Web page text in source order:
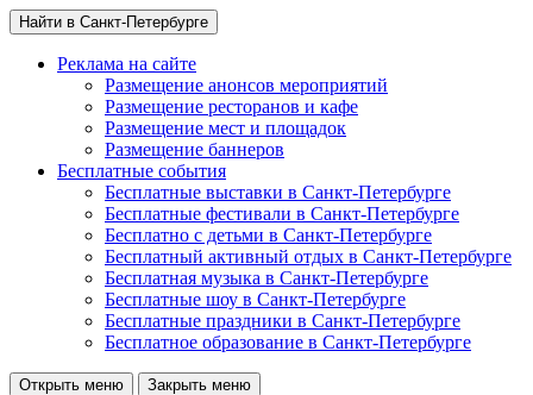
Найти в Санкт-Петербурге
Реклама на сайте
Размещение анонсов мероприятий
Размещение ресторанов и кафе
Размещение мест и площадок
Размещение баннеров
Бесплатные события
Бесплатные выставки в Санкт-Петербурге
Бесплатные фестивали в Санкт-Петербурге
Бесплатно с детьми в Санкт-Петербурге
Бесплатный активный отдых в Санкт-Петербурге
Бесплатная музыка в Санкт-Петербурге
Бесплатные шоу в Санкт-Петербурге
Бесплатные праздники в Санкт-Петербурге
Бесплатное образование в Санкт-Петербурге
Открыть меню Закрыть меню